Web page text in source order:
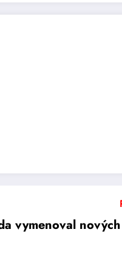
vymenoval